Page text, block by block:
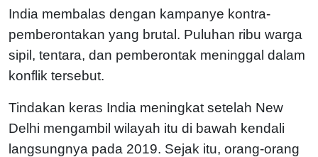
India membalas dengan kampanye kontra-
pemberontakan yang brutal. Puluhan ribu warga
sipil, tentara, dan pemberontak meninggal dalam
konflik tersebut.
Tindakan keras India meningkat setelah New
Delhi mengambil wilayah itu di bawah kendali
langsungnya pada 2019. Sejak itu, orang-orang